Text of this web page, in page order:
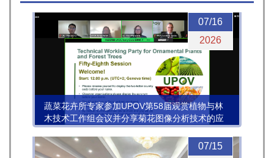
07/16
2026
蔬菜花卉所专家参加UPOV第58届观赏植物与林
木技术工作组会议并分享菊花图像分析技术的应
用进展
07/15